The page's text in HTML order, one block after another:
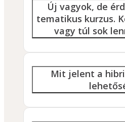
Új vagyok, de
tematikus kurzus.
vagy túl sok
Mit jelent a